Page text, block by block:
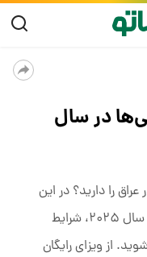
در سال
را دارید؟ در این
مقاله، با انواع ویزای عراق برای ایرانی‌ها در سال ۲۰۲۵، شرایط
از ویزای رایگان